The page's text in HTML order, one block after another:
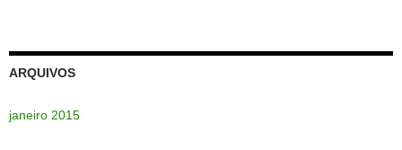
ARQUIVOS
janeiro 2015